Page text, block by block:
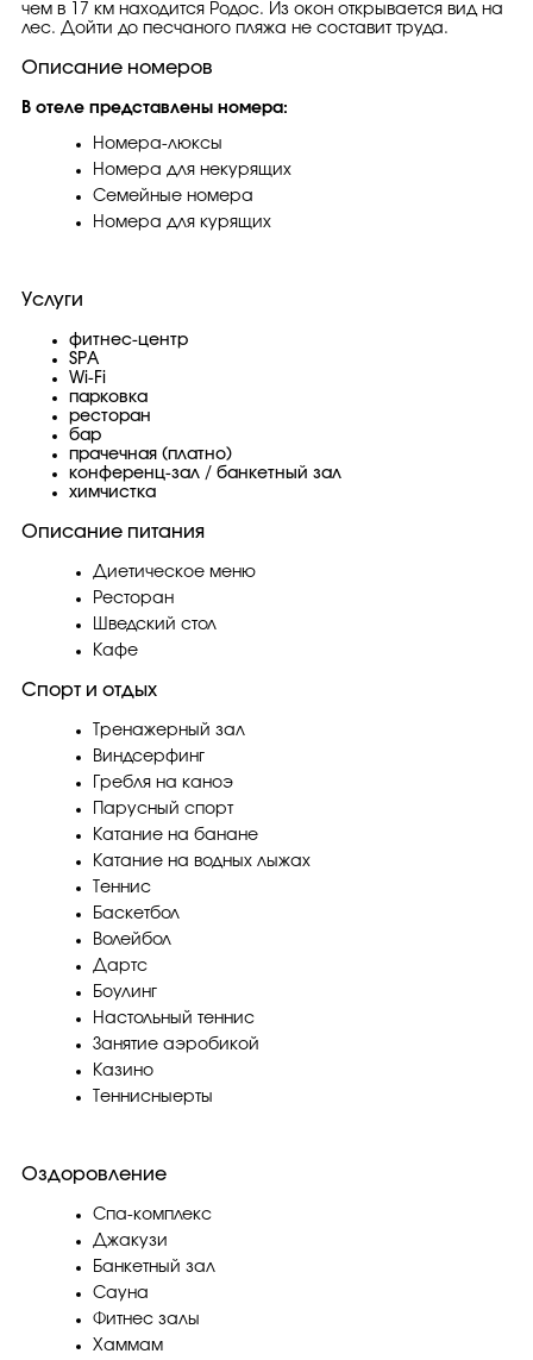
чем в 17 км находится Родос. Из окон открывается вид на
лес. Дойти до песчаного пляжа не составит труда.
Описание номеров
В отеле представлены номера:
Номера-люксы
Номера для некурящих
Семейные номера
Номера для курящих
Услуги
фитнес-центр
SPA
Wi-Fi
парковка
ресторан
бар
прачечная (платно)
конференц-зал / банкетный зал
химчистка
Описание питания
Диетическое меню
Ресторан
Шведский стол
Кафе
Спорт и отдых
Тренажерный зал
Виндсерфинг
Гребля на каноэ
Парусный спорт
Катание на банане
Катание на водных лыжах
Теннис
Баскетбол
Волейбол
Дартс
Боулинг
Настольный теннис
Занятие аэробикой
Казино
Теннисныерты
Оздоровление
Спа-комплекс
Джакузи
Банкетный зал
Сауна
Фитнес залы
Хаммам